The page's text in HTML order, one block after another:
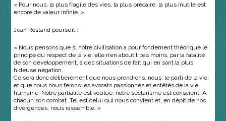
« Pour nous, la plus fragile des vies, la plus précaire, la plus inutile est
encore de valeur infinie. »
Jean Rostand poursuit :
« Nous pensons que si notre civilisation a pour fondement théorique le
principe du respect de la vie, elle n’en aboutit pas moins, par la fatalité
de son développement, à des situations de fait qui en sont la plus
hideuse négation.
Ce sera donc délibérément que nous prendrons, nous, le parti de la vie,
et que nous nous ferons les avocats passionnés et entêtés de la vie
humaine. Notre partialité est voulue, notre sectarisme est conscient. A
chacun son combat. Tel est celui qui nous convient et, en dépit de nos
divergences, nous rassemble. »